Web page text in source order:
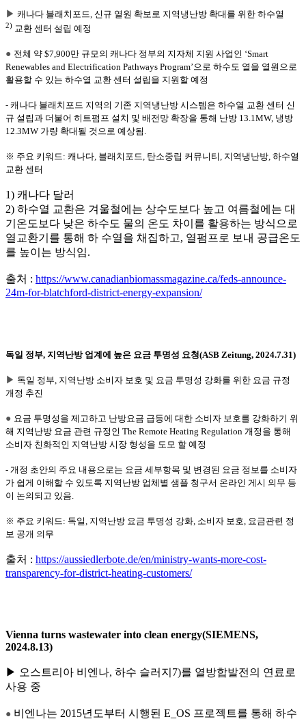
▶ 캐나다 블래치포드, 신규 열원 확보로 지역냉난방 확대를 위한 하수열
2) 교환 센터 설립 예정
● 전체 약 $7,900만 규모의 캐나다 정부의 지자체 지원 사업인 ‘Smart
Renewables and Electrification Pathways Program’으로 하수도 열을 열원으로
활용할 수 있는 하수열 교환 센터 설립을 지원할 예정
- 캐나다 블래치포드 지역의 기존 지역냉난방 시스템은 하수열 교환 센터 신
규 설립과 더불어 히트펌프 설치 및 배전망 확장을 통해 난방 13.1MW, 냉방
12.3MW 가량 확대될 것으로 예상됨.
※ 주요 키워드: 캐나다, 블래치포드, 탄소중립 커뮤니티, 지역냉난방, 하수열
교환 센터
1) 캐나다 달러
2) 하수열 교환은 겨울철에는 상수도보다 높고 여름철에는 대
기온도보다 낮은 하수도 물의 온도 차이를 활용하는 방식으로
열교환기를 통해 하 수열을 채집하고, 열펌프로 보내 공급온도
를 높이는 방식임.
출처 : https://www.canadianbiomassmagazine.ca/feds-announce-
24m-for-blatchford-district-energy-expansion/
독일 정부, 지역난방 업계에 높은 요금 투명성 요청(ASB Zeitung, 2024.7.31)
▶ 독일 정부, 지역난방 소비자 보호 및 요금 투명성 강화를 위한 요금 규정
개정 추진
● 요금 투명성을 제고하고 난방요금 급등에 대한 소비자 보호를 강화하기 위
해 지역난방 요금 관련 규정인 The Remote Heating Regulation 개정을 통해
소비자 친화적인 지역난방 시장 형성을 도모 할 예정
- 개정 초안의 주요 내용으로는 요금 세부항목 및 변경된 요금 정보를 소비자
가 쉽게 이해할 수 있도록 지역난방 업체별 샘플 청구서 온라인 게시 의무 등
이 논의되고 있음.
※ 주요 키워드: 독일, 지역난방 요금 투명성 강화, 소비자 보호, 요금관련 정
보 공개 의무
출처 : https://aussiedlerbote.de/en/ministry-wants-more-cost-
transparency-for-district-heating-customers/
Vienna turns wastewater into clean energy(SIEMENS,
2024.8.13)
▶ 오스트리아 비엔나, 하수 슬러지7)를 열방합발전의 연료로
사용 중
● 비엔나는 2015년도부터 시행된 E_OS 프로젝트를 통해 하수